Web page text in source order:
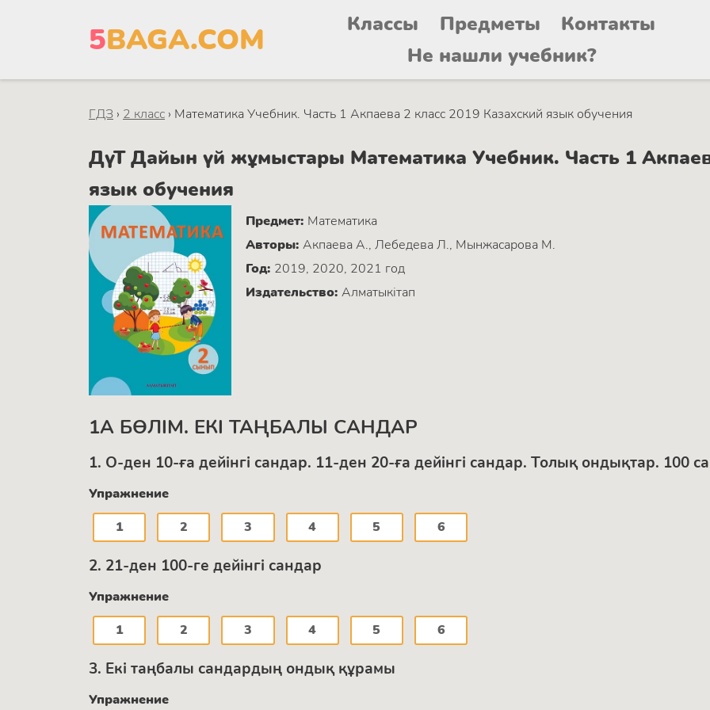
5BAGA.COM Классы Предметы
Контакты
Не нашли учебник?
ГДЗ › 2 класс › Математика Учебник. Часть 1 Акпаева 2 класс 2019 Казахский язык обучения
ДүТ Дайын үй жұмыстары Математика Учебник. Часть 1
язык обучения
Предмет: Математика
Авторы: Акпаева А., Лебедева Л., Мынжасарова М.
Год: 2019, 2020, 2021 год
Издательство: Алматыкітап
1А БӨЛІМ. ЕКІ ТАҢБАЛЫ САНДАР
1. О-ден 10-ға дейінгі сандар. 11-ден 20-ға дейінгі сандар. Толық ондықтар. 100
Упражнение
1
2 3 4 5 6
2. 21-ден 100-ге дейінгі сандар
Упражнение
1
2 3 4 5 6
3. Екі таңбалы сандардың ондық құрамы
Упражнение